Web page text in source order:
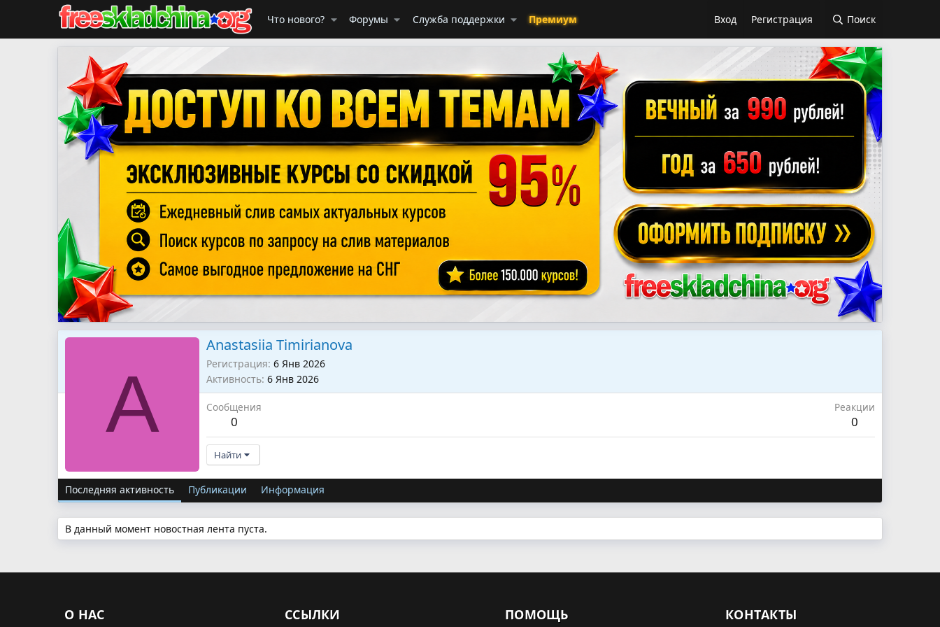
Что нового? Форумы Служба поддержки Премиум Вход Регистрация Поиск
A
Anastasiia Timirianova
Регистрация 6 Янв 2026
Активность 6 Янв 2026
Сообщения
0
Реакции
0
Найти
Последняя активность Публикации Информация
В данный момент новостная лента пуста.
О НАС ССЫЛКИ ПОМОЩЬ КОНТАКТЫ